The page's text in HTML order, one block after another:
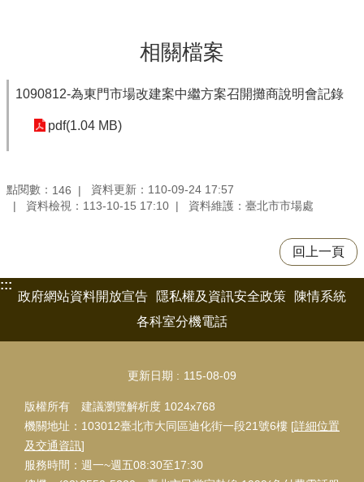
相關檔案
1090812-為東門市場改建案中繼方案召開攤商說明會記錄
pdf(1.04 MB)
點閱數： 146
資料更新：110-09-24 17:57
資料檢視：113-10-15 17:10
資料維護：臺北市市場處
回上一頁
:::
政府網站資料開放宣告
隱私權及資訊安全政策
陳情系統
各科室分機電話
更新日期 115-08-09
版權所有 建議瀏覽解析度 1024x768
機關地址：103012臺北市大同區迪化街一段21號6樓 [詳細位置
及交通資訊]
服務時間：週一~週五08:30至17:30